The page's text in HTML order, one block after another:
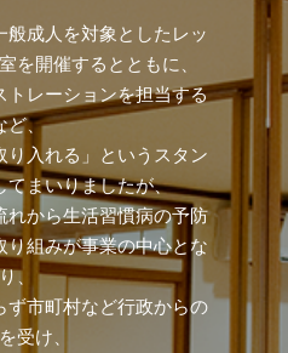
般成人を対象としたレッ
を開催するとともに、
トレーションを担当する
ど、
り入れる」というスタン
てまいりましたが、
れから生活習慣病の予防
り組みが事業の中心とな
り、
ず市町村など行政からの
受け、